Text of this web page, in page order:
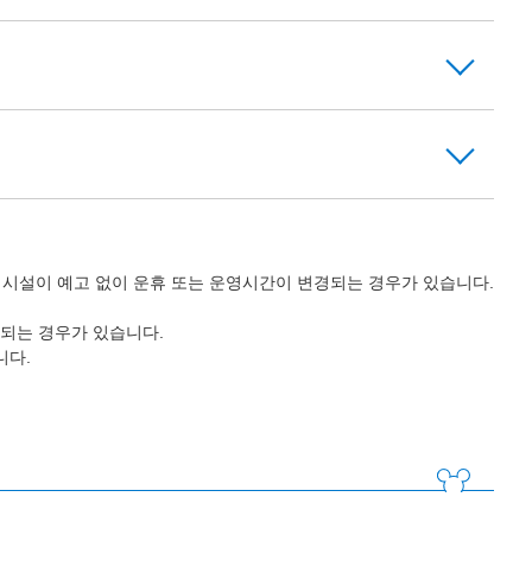
설이 예고 없이 운휴 또는 운영시간이 변경되는 경우가 있습니다.
는 경우가 있습니다.
다.